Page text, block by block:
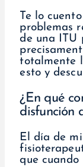
Te lo
problemas
de una ITU
totalmente
esto y
¿En qué
disfunción
El día de
que